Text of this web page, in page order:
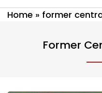
Home » former
Former